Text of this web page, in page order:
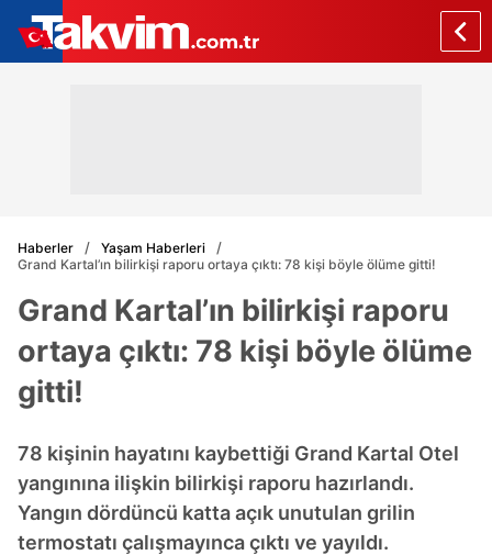
Haberler
Yaşam Haberleri
Grand Kartal’ın bilirkişi raporu ortaya çıktı: 78 kişi böyle ölüme gitti!
Grand Kartal’ın bilirkişi raporu
ortaya çıktı: 78 kişi böyle ölüme
gitti!
78 kişinin hayatını kaybettiği Grand Kartal Otel
yangınına ilişkin bilirkişi raporu hazırlandı.
Yangın dördüncü katta açık unutulan grilin
termostatı çalışmayınca çıktı ve yayıldı.